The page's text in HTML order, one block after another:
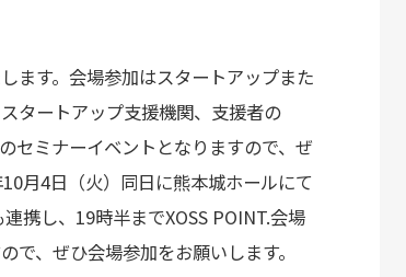
ます。会場参加はスタートアップまた
タートアップ支援機関、支援者の
セミナーイベントとなりますので、ぜ
月4日（火）同日に熊本城ホールにて
携し、19時半までXOSS POINT.会場
、ぜひ会場参加をお願いします。